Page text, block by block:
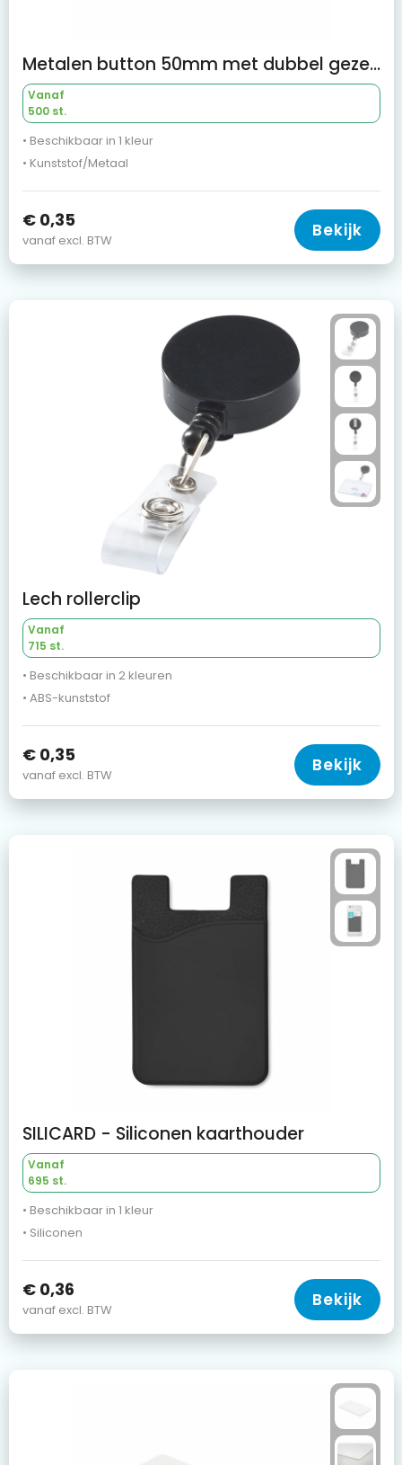
Metalen button 50mm met dubbel gezekerde speld
Vanaf
500 st.
• Beschikbaar in 1 kleur
• Kunststof/Metaal
€ 0,35
vanaf excl. BTW Bekijk
Lech rollerclip
Vanaf
715 st.
• Beschikbaar in 2 kleuren
• ABS-kunststof
€ 0,35
vanaf excl. BTW Bekijk
SILICARD - Siliconen kaarthouder
Vanaf
695 st.
• Beschikbaar in 1 kleur
• Siliconen
€ 0,36
vanaf excl. BTW Bekijk